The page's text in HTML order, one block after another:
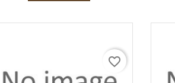
favorite_border